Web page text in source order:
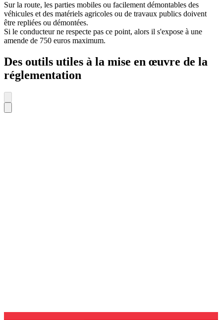
Sur la route, les parties mobiles ou facilement démontables des
véhicules et des matériels agricoles ou de travaux publics doivent
être repliées ou démontées.
Si le conducteur ne respecte pas ce point, alors il s'expose à une
amende de 750 euros maximum.
Des outils utiles à la mise en œuvre de la
réglementation